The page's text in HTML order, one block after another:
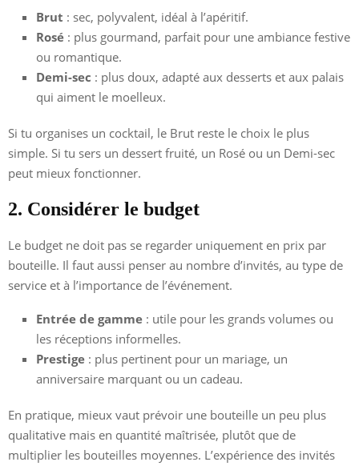
Brut : sec, polyvalent, idéal à l’apéritif.
Rosé : plus gourmand, parfait pour une ambiance festive
ou romantique.
Demi-sec : plus doux, adapté aux desserts et aux palais
qui aiment le moelleux.
Si tu organises un cocktail, le Brut reste le choix le plus
simple. Si tu sers un dessert fruité, un Rosé ou un Demi-sec
peut mieux fonctionner.
2. Considérer le budget
Le budget ne doit pas se regarder uniquement en prix par
bouteille. Il faut aussi penser au nombre d’invités, au type de
service et à l’importance de l’événement.
Entrée de gamme : utile pour les grands volumes ou
les réceptions informelles.
Prestige : plus pertinent pour un mariage, un
anniversaire marquant ou un cadeau.
En pratique, mieux vaut prévoir une bouteille un peu plus
qualitative mais en quantité maîtrisée, plutôt que de
multiplier les bouteilles moyennes. L’expérience des invités